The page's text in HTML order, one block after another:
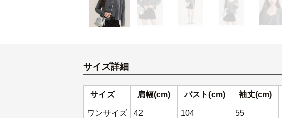
サイズ詳細
サイズ 肩幅(cm) バスト(cm) 袖丈(cm)
ワンサイズ 42 104 55